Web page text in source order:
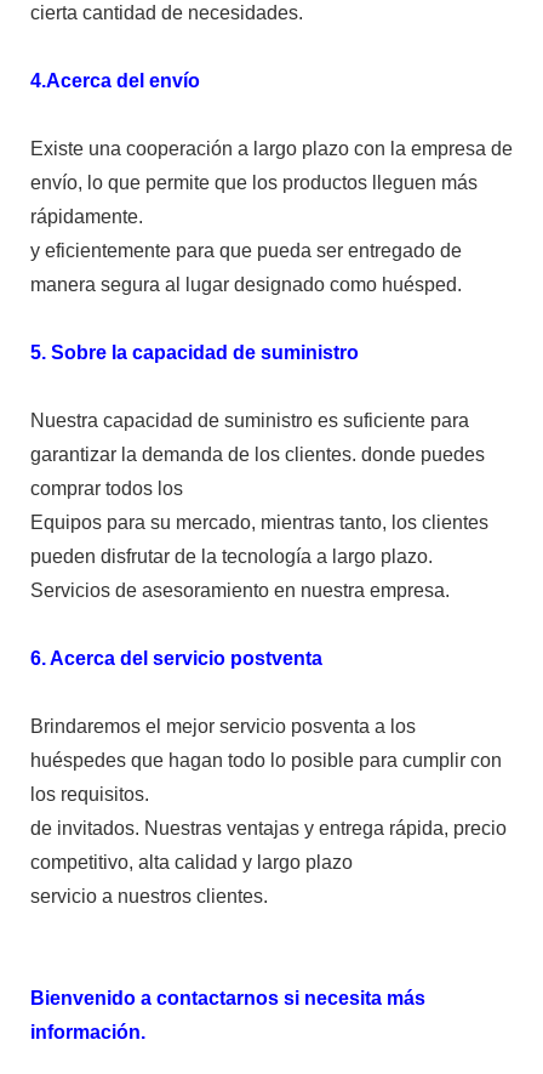
cierta cantidad de necesidades.
4.Acerca del envío
Existe una cooperación a largo plazo con la empresa de
envío, lo que permite que los productos lleguen más
rápidamente.
y eficientemente para que pueda ser entregado de
manera segura al lugar designado como huésped.
5. Sobre la capacidad de suministro
Nuestra capacidad de suministro es suficiente para
garantizar la demanda de los clientes. donde puedes
comprar todos los
Equipos para su mercado, mientras tanto, los clientes
pueden disfrutar de la tecnología a largo plazo.
Servicios de asesoramiento en nuestra empresa.
6. Acerca del servicio postventa
Brindaremos el mejor servicio posventa a los
huéspedes que hagan todo lo posible para cumplir con
los requisitos.
de invitados. Nuestras ventajas y entrega rápida, precio
competitivo, alta calidad y largo plazo
servicio a nuestros clientes.
Bienvenido a contactarnos si necesita más
información.